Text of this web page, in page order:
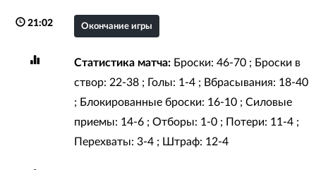
21:02 Окончание игры
Статистика матча:Броски: 46-70 ; Броски в
створ: 22-38 ; Голы: 1-4 ; Вбрасывания: 18-40
; Блокированные броски: 16-10 ; Силовые
приемы: 14-6 ; Отборы: 1-0 ; Потери: 11-4 ;
Перехваты: 3-4 ; Штраф: 12-4